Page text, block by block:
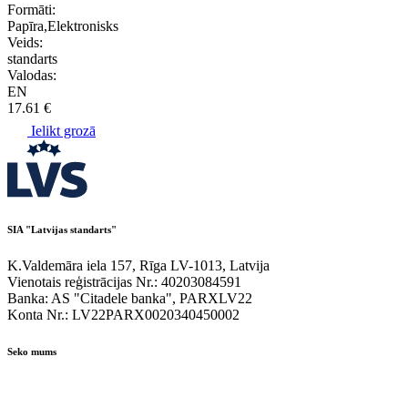
Formāti:
Papīra,Elektronisks
Veids:
standarts
Valodas:
EN
17.61 €
Ielikt grozā
SIA "Latvijas standarts"
K.Valdemāra iela 157, Rīga LV-1013, Latvija
Vienotais reģistrācijas Nr.: 40203084591
Banka: AS "Citadele banka", PARXLV22
Konta Nr.: LV22PARX0020340450002
Seko mums